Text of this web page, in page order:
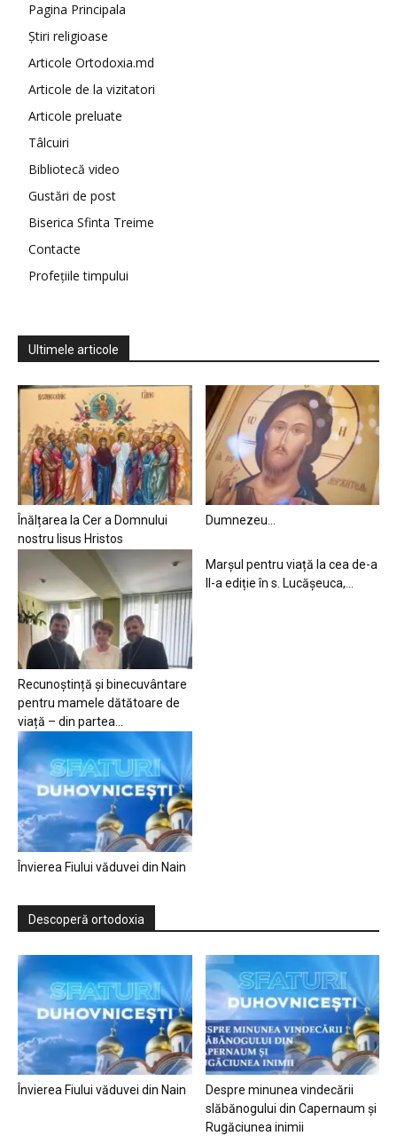
Pagina Principala
Știri religioase
Articole Ortodoxia.md
Articole de la vizitatori
Articole preluate
Tâlcuiri
Bibliotecă video
Gustări de post
Biserica Sfinta Treime
Contacte
Profețiile timpului
Ultimele articole
Înălțarea la Cer a Domnului
nostru Iisus Hristos
Dumnezeu…
Recunoștință și binecuvântare
pentru mamele dătătoare de
viață – din partea...
Marșul pentru viață la cea de-a
II-a ediție în s. Lucășeuca,...
Învierea Fiului văduvei din Nain
Descoperă ortodoxia
Învierea Fiului văduvei din Nain
Despre minunea vindecării
slăbănogului din Capernaum și
Rugăciunea inimii